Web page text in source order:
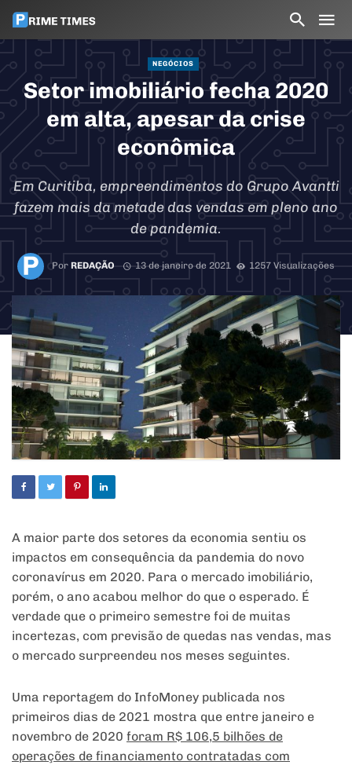
NEGÓCIOS
Setor imobiliário fecha 2020
em alta, apesar da crise
econômica
Em Curitiba, empreendimentos do Grupo Avantti
fazem mais da metade das vendas em pleno ano
de pandemia.
PorREDAÇÃO 13 de janeiro de 2021 1257 Visualizações
A maior parte dos setores da economia sentiu os
impactos em consequência da pandemia do novo
coronavírus em 2020. Para o mercado imobiliário,
porém, o ano acabou melhor do que o esperado. É
verdade que o primeiro semestre foi de muitas
incertezas, com previsão de quedas nas vendas, mas
o mercado surpreendeu nos meses seguintes.
Uma reportagem do InfoMoney publicada nos
primeiros dias de 2021 mostra que entre janeiro e
novembro de 2020 foram R$ 106,5 bilhões de
operações de financiamento contratadas com